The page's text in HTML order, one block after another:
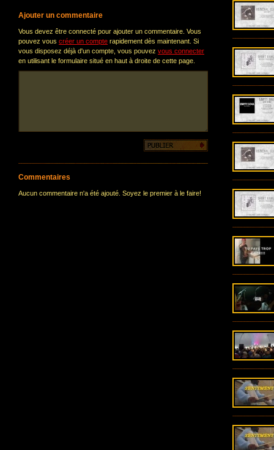
Ajouter un commentaire
Vous devez être connecté pour ajouter un commentaire. Vous
pouvez vous créer un compte rapidement dès maintenant. Si
vous disposez déjà d'un compte, vous pouvez vous connecter
en utilisant le formulaire situé en haut à droite de cette page.
Commentaires
Aucun commentaire n'a été ajouté. Soyez le premier à le faire!